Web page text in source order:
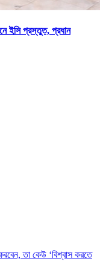
ইসি প্রস্তুত, প্রধান